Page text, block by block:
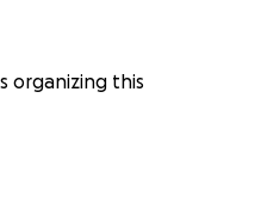
organizing this